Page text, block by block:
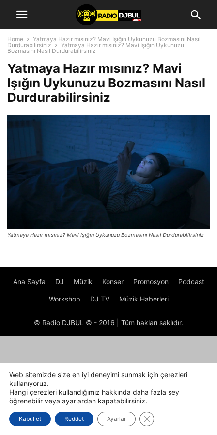
Home
Yatmaya Hazır mısınız? Mavi Işığın Uykunuzu Bozmasını Nasıl
Durdurabilirsiniz
Yatmaya Hazır mısınız? Mavi Işığın Uykunuzu
Bozmasını Nasıl Durdurabilirsiniz
Yatmaya Hazır mısınız? Mavi
Işığın Uykunuzu Bozmasını Nasıl
Durdurabilirsiniz
Yatmaya Hazır mısınız? Mavi Işığın Uykunuzu Bozmasını Nasıl Durdurabilirsiniz
Ana Sayfa DJ Müzik Konser Promosyon Podcast
Workshop DJ TV Müzik Haberleri
© Radio DJBUL © - 2016 | Tüm hakları saklıdır.
Web sitemizde size en iyi deneyimi sunmak için çerezleri
kullanıyoruz.
Hangi çerezleri kullandığımız hakkında daha fazla şey
öğrenebilir veya ayarlardan kapatabilirsiniz.
Kabul et Reddet Ayarlar GDPR çerez şeridini